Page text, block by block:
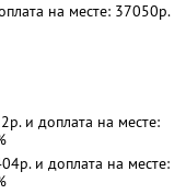
на месте: 37050р.
и доплата на месте:
и доплата на месте: